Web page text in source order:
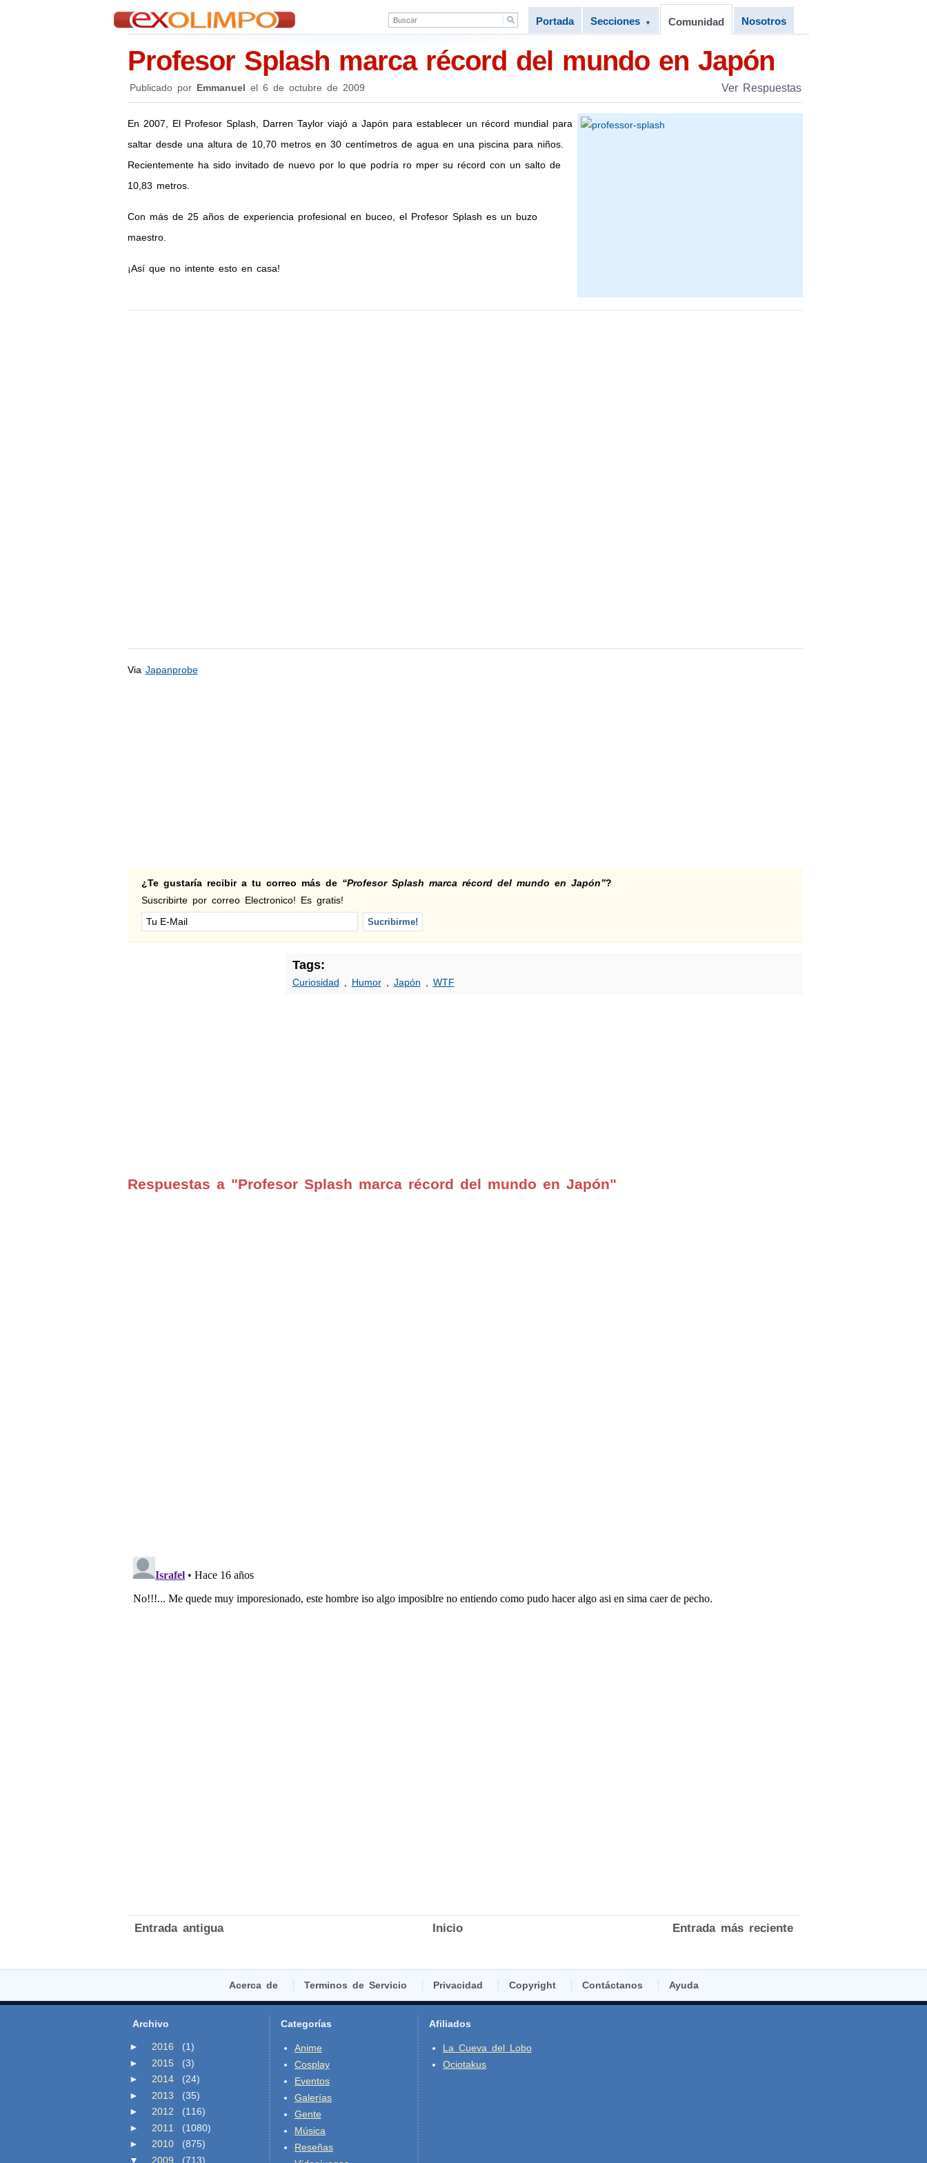
Portada Secciones ▼ Comunidad Nosotros
Profesor Splash marca récord del mundo en Japón
Publicado por Emmanuel el 6 de octubre de 2009 Ver Respuestas
En 2007, El Profesor Splash, Darren Taylor viajó a Japón para establecer un récord mundial para
saltar desde una altura de 10,70 metros en 30 centímetros de agua en una piscina para niños.
Recientemente ha sido invitado de nuevo por lo que podría ro mper su récord con un salto de
10,83 metros.
Con más de 25 años de experiencia profesional en buceo, el Profesor Splash es un buzo
maestro.
¡Así que no intente esto en casa!
Via Japanprobe
¿Te gustaría recibir a tu correo más de “Profesor Splash marca récord del mundo en Japón”?
Suscribirte por correo Electronico! Es gratis!
Tags:
Curiosidad Humor, Japón WTF
Respuestas a "Profesor Splash marca récord del mundo en Japón"
Entrada más reciente
Entrada antigua Inicio
Acerca de Terminos de Servicio Privacidad Copyright Contáctanos Ayuda
Archivo
► 2016
(1)
►
2015
(3)
►
2014
(24)
►
2013
(35)
►
2012
(116)
►
2011
(1080)
►
2010
(875)
▼
2009 (713)
Categorías
Anime
Cosplay
Eventos
Galerías
Gente
Música
Reseñas
Afiliados
La Cueva del Lobo
Ociotakus